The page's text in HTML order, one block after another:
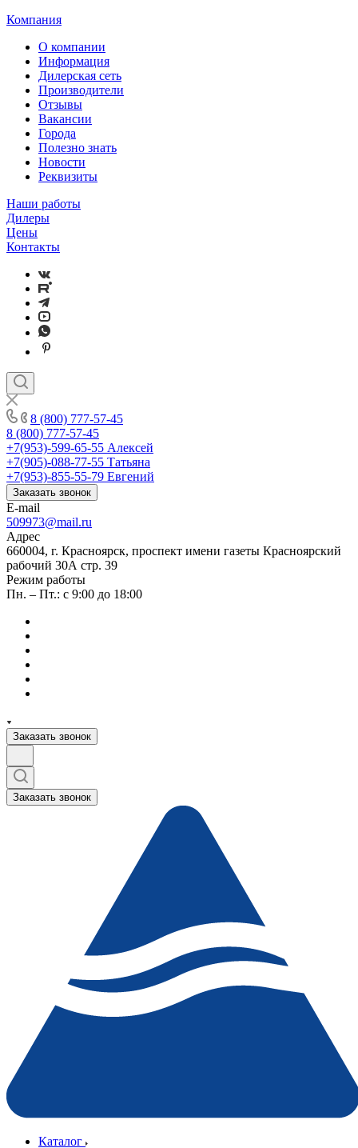
Компания
О компании
Информация
Дилерская сеть
Производители
Отзывы
Вакансии
Города
Полезно знать
Новости
Реквизиты
Наши работы
Дилеры
Цены
Контакты
8 (800) 777-57-45
8 (800) 777-57-45
+7(953)-599-65-55 Алексей
+7(905)-088-77-55 Татьяна
+7(953)-855-55-79 Евгений
Заказать звонок
E-mail
509973@mail.ru
Адрес
660004, г. Красноярск, проспект имени газеты Красноярский
рабочий 30А стр. 39
Режим работы
Пн. – Пт.: с 9:00 до 18:00
Заказать звонок
Заказать звонок
Каталог